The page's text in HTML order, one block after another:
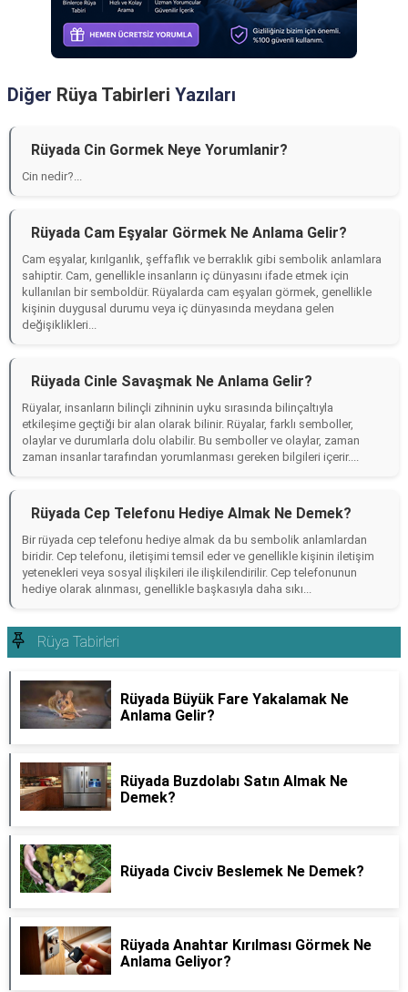
Diğer Rüya Tabirleri Yazıları
Rüyada Cin Gormek Neye Yorumlanir?
Cin nedir?...
Rüyada Cam Eşyalar Görmek Ne Anlama Gelir?
Cam eşyalar, kırılganlık, şeffaflık ve berraklık gibi sembolik anlamlara
sahiptir. Cam, genellikle insanların iç dünyasını ifade etmek için
kullanılan bir semboldür. Rüyalarda cam eşyaları görmek, genellikle
kişinin duygusal durumu veya iç dünyasında meydana gelen
değişiklikleri...
Rüyada Cinle Savaşmak Ne Anlama Gelir?
Rüyalar, insanların bilinçli zihninin uyku sırasında bilinçaltıyla
etkileşime geçtiği bir alan olarak bilinir. Rüyalar, farklı semboller,
olaylar ve durumlarla dolu olabilir. Bu semboller ve olaylar, zaman
zaman insanlar tarafından yorumlanması gereken bilgileri içerir....
Rüyada Cep Telefonu Hediye Almak Ne Demek?
Bir rüyada cep telefonu hediye almak da bu sembolik anlamlardan
biridir. Cep telefonu, iletişimi temsil eder ve genellikle kişinin iletişim
yetenekleri veya sosyal ilişkileri ile ilişkilendirilir. Cep telefonunun
hediye olarak alınması, genellikle başkasıyla daha sıkı...
Rüya Tabirleri
Rüyada Büyük Fare Yakalamak Ne
Anlama Gelir?
Rüyada Buzdolabı Satın Almak Ne
Demek?
Rüyada Civciv Beslemek Ne Demek?
Rüyada Anahtar Kırılması Görmek Ne
Anlama Geliyor?